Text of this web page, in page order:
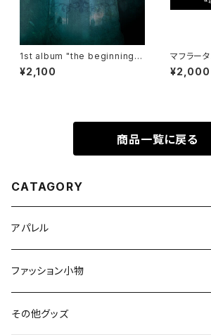
1st album "the beginning o
f a story"
¥2,100
マフラー
¥2,000
商品一覧に戻る
CATAGORY
アパレル
Tシャツ
光 / 闇の国
パーカー
ファッション小物
HIDDEN DOOR
その他グッズ